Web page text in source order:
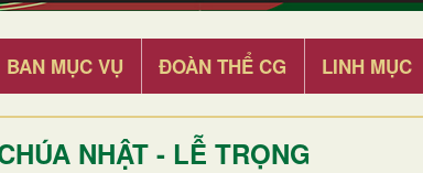
BAN MỤC VỤ ĐOÀN THỂ CG LINH MỤC
NHẬT - LỄ TRỌNG